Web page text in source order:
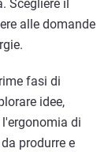
Scegliere il
alle domande
fasi di
idee,
di
produrre e